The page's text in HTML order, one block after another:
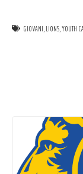
GIOVANI LIONS YOUTH